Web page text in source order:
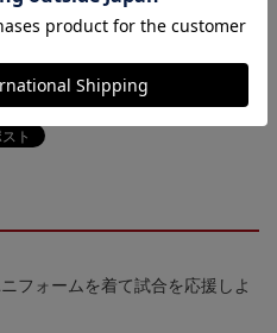
フォームを着て試合を応援しよ